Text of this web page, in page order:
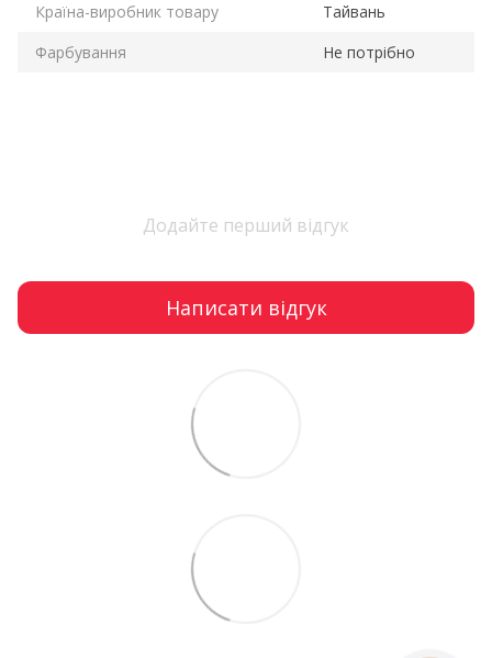
Країна-виробник товару
Тайвань
Фарбування
Не потрібно
Додайте перший відгук
Написати відгук